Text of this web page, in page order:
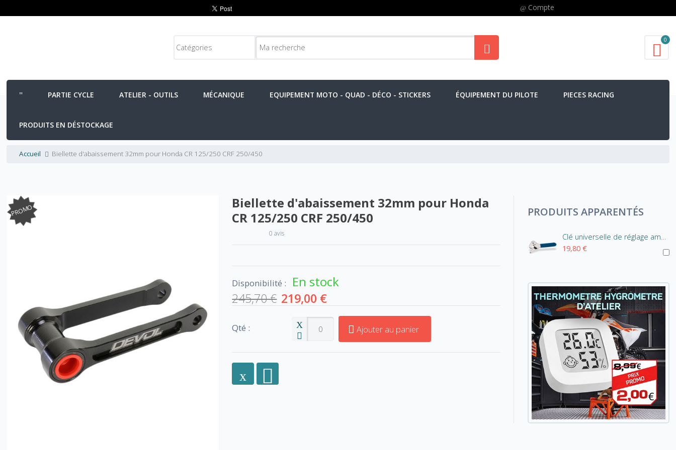
Compte
0
PARTIE CYCLE ATELIER - OUTILS MÉCANIQUE EQUIPEMENT MOTO - QUAD - DÉCO - STICKERS ÉQUIPEMENT DU PILOTE PIECES RACING
PRODUITS EN DÉSTOCKAGE
Accueil Biellette d'abaissement 32mm pour Honda CR 125/250 CRF 250/450
PROMO
Biellette d'abaissement 32mm pour Honda
CR 125/250 CRF 250/450
0 avis
Disponibilité : En stock
245,70 € 219,00 €
Qté : Ajouter au panier
PRODUITS APPARENTÉS
Clé universelle de réglage amortisseur
19,80 €